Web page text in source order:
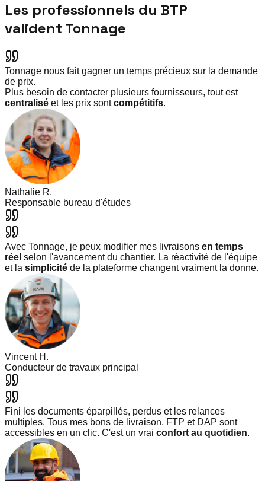
Les professionnels du BTP
valident Tonnage
Tonnage nous fait gagner un temps précieux sur la demande
de prix.
Plus besoin de contacter plusieurs fournisseurs, tout est
centralisé et les prix sontcompétitifs.
Nathalie R.
Responsable bureau d'études
Avec Tonnage, je peux modifier mes livraisons en temps
réel selon l'avancement du chantier. La réactivité de l'équipe
et la simplicité de la plateforme changent vraiment la donne.
Vincent H.
Conducteur de travaux principal
Fini les documents éparpillés, perdus et les relances
multiples. Tous mes bons de livraison, FTP et DAP sont
accessibles en un clic. C'est un vrai confort au quotidien.